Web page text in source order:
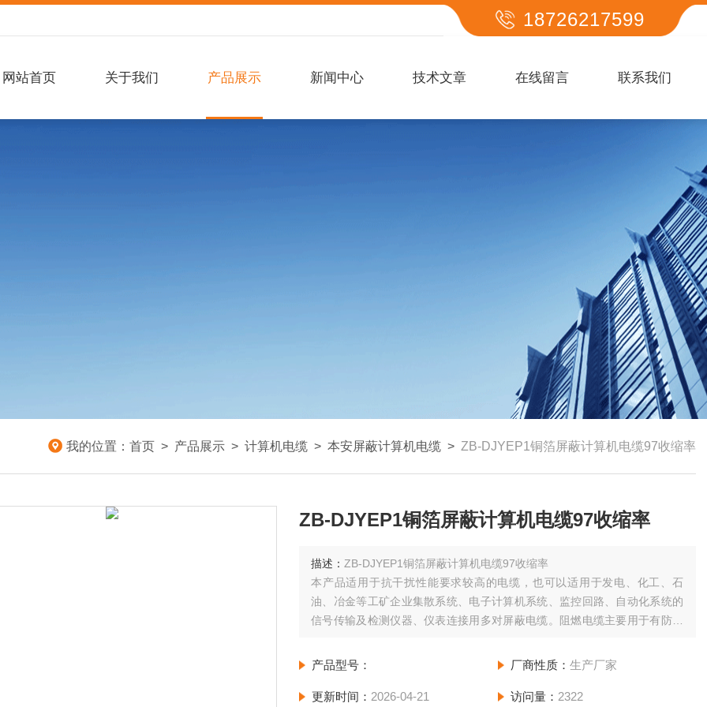
18726217599
网站首页 关于我们 产品展示 新闻中心 技术文章 在线留言 联系我们
我的位置： 首页 > 产品展示 > 计算机电缆 > 本安屏蔽计算机电缆 > ZB-DJYEP1铜箔屏蔽计算机电缆97收缩率
ZB-DJYEP1铜箔屏蔽计算机电缆97收缩率
描述： ZB-DJYEP1铜箔屏蔽计算机电缆97收缩率
本产品适用于抗干扰性能要求较高的电缆，也可以适用于发电、化工、石
油、冶金等工矿企业集散系统、电子计算机系统、监控回路、自动化系统的
信号传输及检测仪器、仪表连接用多对屏蔽电缆。阻燃电缆主要用于有防火
产品型号： 厂商性质： 生产厂家
更新时间： 2026-04-21 访问量： 2322